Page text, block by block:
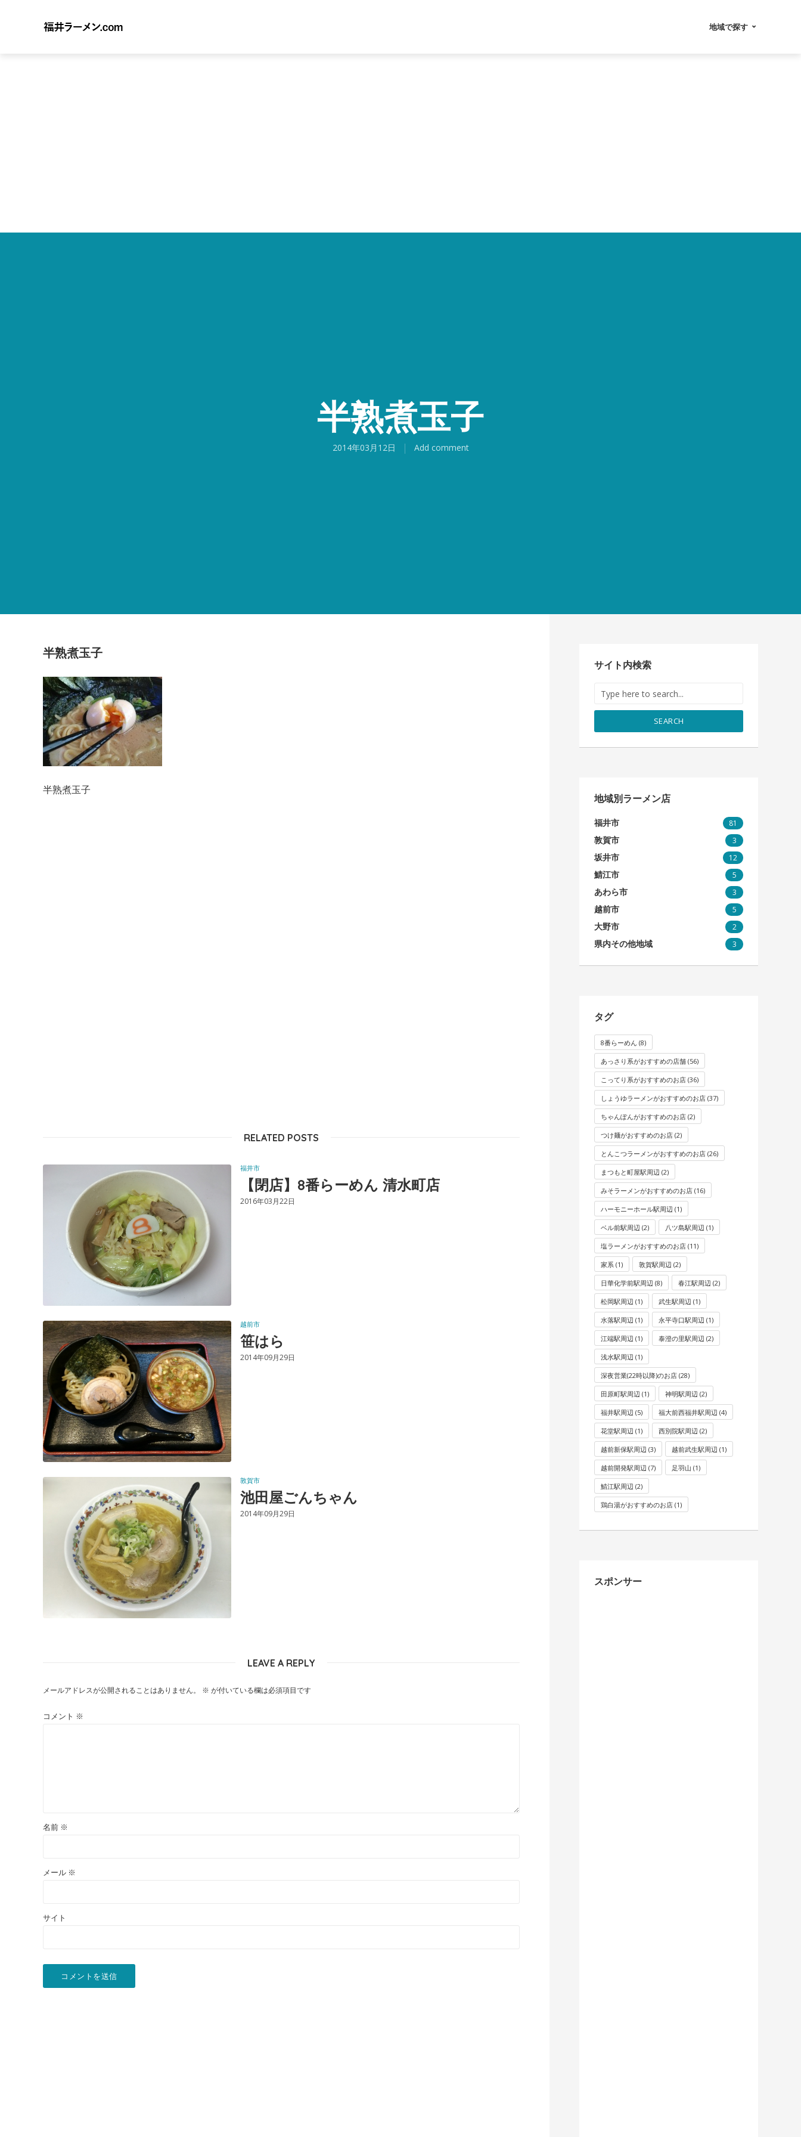
地域で探す
半熟煮玉子
2014年03月12日 Add comment
半熟煮玉子
半熟煮玉子
RELATED POSTS
福井市
【閉店】8番らーめん 清水町店
2016年03月22日
越前市
笹はら
2014年09月29日
敦賀市
池田屋ごんちゃん
2014年09月29日
LEAVE A REPLY
メールアドレスが公開されることはありません。 ※ が付いている欄は必須項目です
コメント ※
名前 ※
メール ※
サイト
サイト内検索
SEARCH
地域別ラーメン店
福井市 81
敦賀市 3
坂井市 12
鯖江市 5
あわら市 3
越前市 5
大野市 2
県内その他地域 3
タグ
8番らーめん (8)
あっさり系がおすすめの店舗 (56)
こってり系がおすすめのお店 (36)
しょうゆラーメンがおすすめのお店 (37)
ちゃんぽんがおすすめのお店 (2)
つけ麺がおすすめのお店 (2)
とんこつラーメンがおすすめのお店 (26)
まつもと町屋駅周辺 (2)
みそラーメンがおすすめのお店 (16)
ハーモニーホール駅周辺 (1)
ベル前駅周辺 (2) 八ツ島駅周辺 (1)
塩ラーメンがおすすめのお店 (11)
家系 (1) 敦賀駅周辺 (2)
日華化学前駅周辺 (8) 春江駅周辺 (2)
松岡駅周辺 (1) 武生駅周辺 (1)
水落駅周辺 (1) 永平寺口駅周辺 (1)
江端駅周辺 (1) 泰澄の里駅周辺 (2)
浅水駅周辺 (1)
深夜営業(22時以降)のお店 (28)
田原町駅周辺 (1) 神明駅周辺 (2)
福井駅周辺 (5) 福大前西福井駅周辺 (4)
花堂駅周辺 (1) 西別院駅周辺 (2)
越前新保駅周辺 (3) 越前武生駅周辺 (1)
越前開発駅周辺 (7) 足羽山 (1)
鯖江駅周辺 (2)
鶏白湯がおすすめのお店 (1)
スポンサー